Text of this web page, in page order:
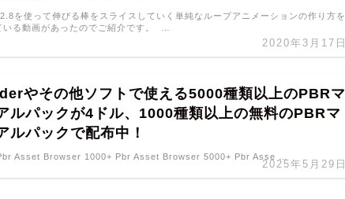
2020年3月17日
を使って伸びる棒をスライスしていく単純なループアニメーションの作り方を
いる動画があったのでご紹介です。 …
やその他ソフトで使える5000種類以上のPBRマ
ルパックが4ドル、1000種類以上の無料のPBRマ
ルパックで配布中！
2025年5月29日
Asset Browser 1000+ Pbr Asset Browser 5000+ Pbr Asse …